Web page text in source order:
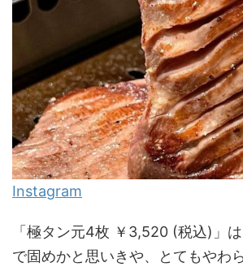
Instagram
「極タン元4枚 ￥3,520 (税込)」
で固めかと思いきや、とてもやわ